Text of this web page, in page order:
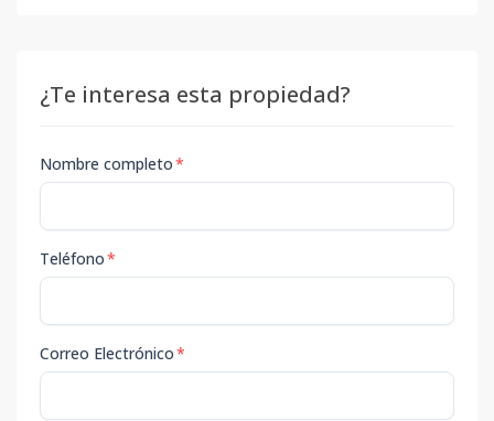
¿Te interesa esta propiedad?
Nombre completo*
Teléfono*
Correo Electrónico*